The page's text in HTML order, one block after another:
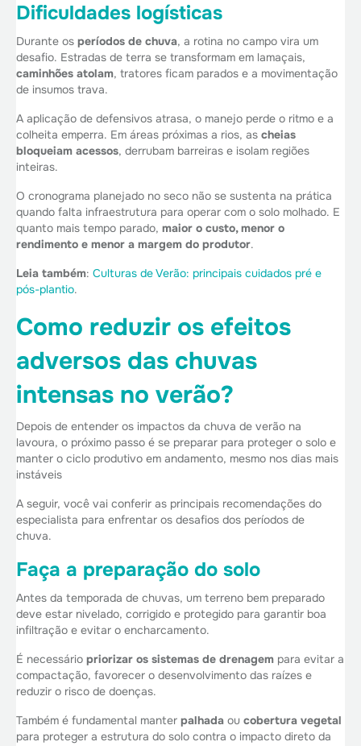
Dificuldades logísticas
Durante os períodos de chuva, a rotina no campo vira um
desafio. Estradas de terra se transformam em lamaçais,
caminhões atolam, tratores ficam parados e a movimentação
de insumos trava.
A aplicação de defensivos atrasa, o manejo perde o ritmo e a
colheita emperra. Em áreas próximas a rios, as cheias
bloqueiam acessos, derrubam barreiras e isolam regiões
inteiras.
O cronograma planejado no seco não se sustenta na prática
quando falta infraestrutura para operar com o solo molhado. E
quanto mais tempo parado, maior o custo, menor o
rendimento e menor a margem do produtor.
Leia também: Culturas de Verão: principais cuidados pré e
pós-plantio.
Como reduzir os efeitos
adversos das chuvas
intensas no verão?
Depois de entender os impactos da chuva de verão na
lavoura, o próximo passo é se preparar para proteger o solo e
manter o ciclo produtivo em andamento, mesmo nos dias mais
instáveis
A seguir, você vai conferir as principais recomendações do
especialista para enfrentar os desafios dos períodos de
chuva.
Faça a preparação do solo
Antes da temporada de chuvas, um terreno bem preparado
deve estar nivelado, corrigido e protegido para garantir boa
infiltração e evitar o encharcamento.
É necessário priorizar os sistemas de drenagem para evitar a
compactação, favorecer o desenvolvimento das raízes e
reduzir o risco de doenças.
Também é fundamental manter palhada ou cobertura vegetal
para proteger a estrutura do solo contra o impacto direto da